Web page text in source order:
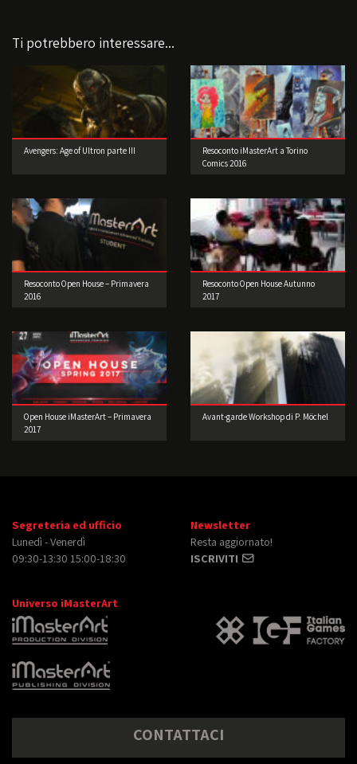
Ti potrebbero interessare...
Avengers: Age of Ultron parte III
Resoconto iMasterArt a Torino
Comics 2016
Resoconto Open House – Primavera
2016
Resoconto Open House Autunno
2017
Open House iMasterArt – Primavera
2017
Avant-garde Workshop di P. Möchel
Segreteria ed ufficio
Lunedì - Venerdì
09:30-13:30 15:00-18:30
Newsletter
Resta aggiornato!
ISCRIVITI
Universo iMasterArt
CONTATTACI